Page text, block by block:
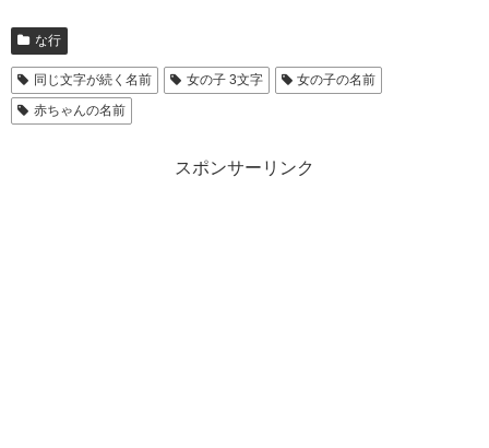
な行
同じ文字が続く名前 女の子 3文字
女の子の名前
赤ちゃんの名前
スポンサーリンク